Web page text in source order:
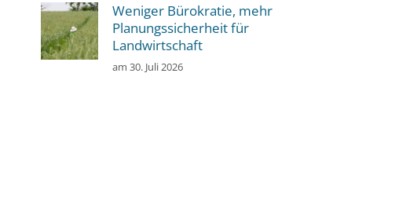
Weniger Bürokratie, mehr
Planungssicherheit für
Landwirtschaft
am 30. Juli 2026